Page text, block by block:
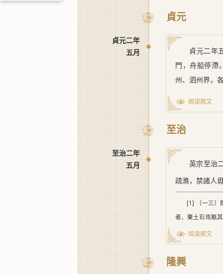
貞元
貞元二年
五月
貞元二年
門，舟船停滯
州、泗州界，
阅读原文
至治
至治二年
五月
英宗至治
疏滌，禁諸人
[1] 〔一三〕
者、棄土石瓴甋
阅读原文
隆興